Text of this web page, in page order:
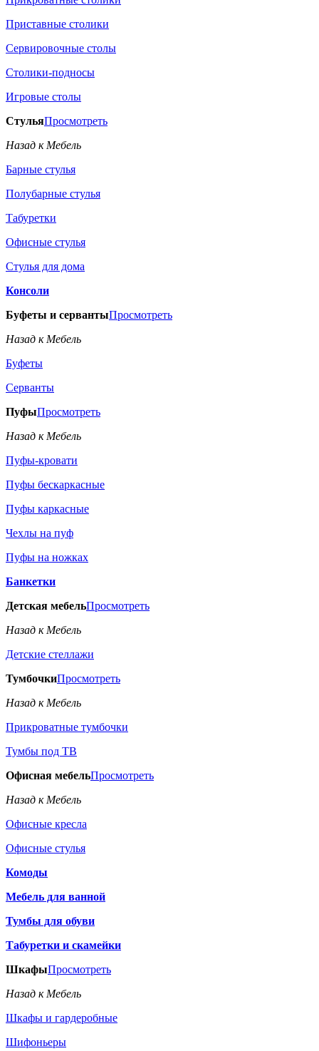
Приставные столики
Сервировочные столы
Столики-подносы
Игровые столы
СтульяПросмотреть
Назад к Мебель
Барные стулья
Полубарные стулья
Табуретки
Офисные стулья
Стулья для дома
Консоли
Буфеты и сервантыПросмотреть
Назад к Мебель
Буфеты
Серванты
ПуфыПросмотреть
Назад к Мебель
Пуфы-кровати
Пуфы бескаркасные
Пуфы каркасные
Чехлы на пуф
Пуфы на ножках
Банкетки
Детская мебельПросмотреть
Назад к Мебель
Детские стеллажи
ТумбочкиПросмотреть
Назад к Мебель
Прикроватные тумбочки
Тумбы под ТВ
Офисная мебельПросмотреть
Назад к Мебель
Офисные кресла
Офисные стулья
Комоды
Мебель для ванной
Тумбы для обуви
Табуретки и скамейки
ШкафыПросмотреть
Назад к Мебель
Шкафы и гардеробные
Шифоньеры